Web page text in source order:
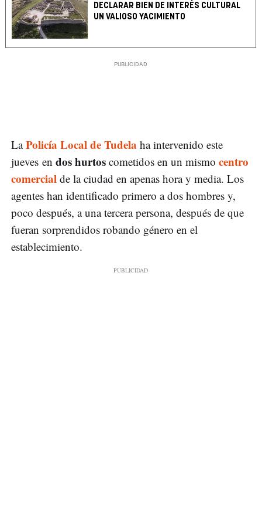
DECLARAR BIEN DE INTERÉS CULTURAL
UN VALIOSO YACIMIENTO
LaPolicía Local de Tudela ha intervenido este
jueves en dos hurtos cometidos en un mismo centro
comercial de la ciudad en apenas hora y media. Los
agentes han identificado primero a dos hombres y,
poco después, a una tercera persona, después de que
fueran sorprendidos robando género en el
establecimiento.